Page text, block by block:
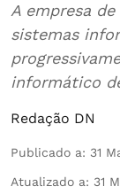
A empresa
sistemas
informático
Redação DN
Publicado a: 31
Atualizado a: 31